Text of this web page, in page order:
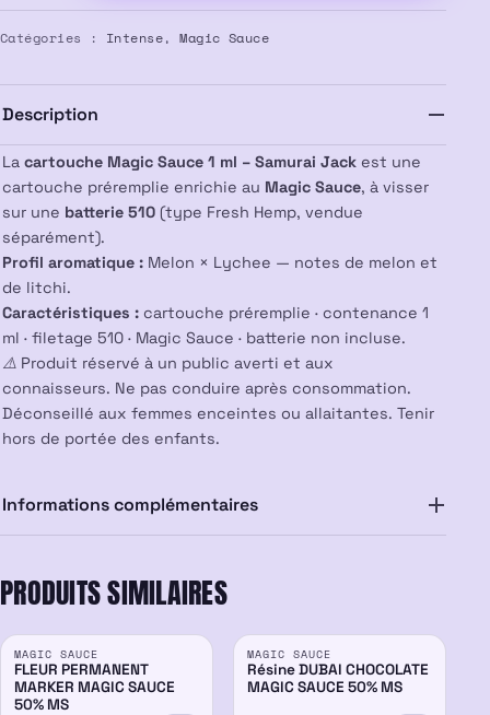
Magique
Cartridge
1ml
–
Jack
Catégories : Intense,Magic Sauce
Description
La cartouche Magic Sauce 1 ml – Samurai Jack est une
cartouche préremplie enrichie au Magic Sauce, à visser
sur une batterie 510 (type Fresh Hemp, vendue
séparément).
Profil aromatique : Melon × Lychee — notes de melon et
de litchi.
Caractéristiques : cartouche préremplie · contenance 1
ml · filetage 510 · Magic Sauce · batterie non incluse.
⚠️ Produit réservé à un public averti et aux
connaisseurs. Ne pas conduire après consommation.
Déconseillé aux femmes enceintes ou allaitantes. Tenir
hors de portée des enfants.
Informations complémentaires
PRODUITS SIMILAIRES
50%
MAGIC SAUCE
FLEUR PERMANENT
MARKER MAGIC SAUCE
50% MS
50%
MAGIC SAUCE
Résine DUBAI CHOCOLATE
MAGIC SAUCE 50% MS